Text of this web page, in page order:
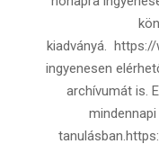
kiadványá.
ingyenesen
archívumát is.